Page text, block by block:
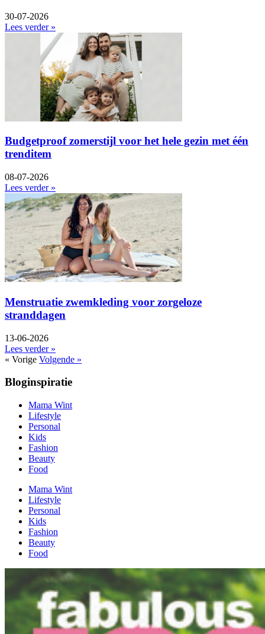
30-07-2026
Lees verder »
Budgetproof zomerstijl voor het hele gezin met één
trenditem
08-07-2026
Lees verder »
Menstruatie zwemkleding voor zorgeloze
stranddagen
13-06-2026
Lees verder »
« Vorige Volgende »
Bloginspiratie
Mama Wint
Lifestyle
Personal
Kids
Fashion
Beauty
Food
Mama Wint
Lifestyle
Personal
Kids
Fashion
Beauty
Food